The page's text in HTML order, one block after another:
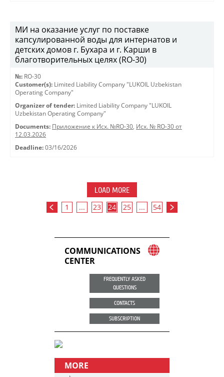
МИ на оказание услуг по поставке
капсулированной воды для интернатов и
детских домов г. Бухара и г. Карши в
благотворительных целях (RO-30)
№: RO-30
Customer(s): Limited Liability Company "LUKOIL Uzbekistan
Operating Company"
Organizer of tender: Limited Liability Company "LUKOIL
Uzbekistan Operating Company"
Documents: Приложение к Исх. №RO-30, Исх. № RO-30 от
12.03.2026
Deadline: 03/16/2026
LOAD MORE
1 ... 23 24 25 ... 54
COMMUNICATIONS
CENTER
FREQUENTLY ASKED
QUESTIONS
CONTACTS
SUBSCRIPTION
MORE